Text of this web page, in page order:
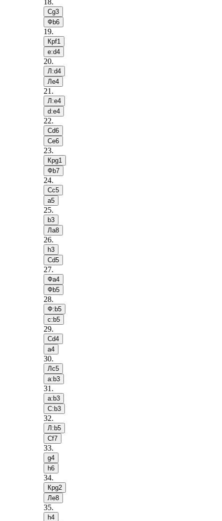
Сg3
Фb6
19.
Крf1
e:d4
20.
Л:d4
Лe4
21 .
Л:e4
d:e4
22.
Сd6
Сe6
23.
Крg1
Фb7
24.
Сc5
a5
25.
b3
Лa8
26.
h3
Сd5
27.
Фa4
Фb5
28.
Ф:b5
c:b5
29.
Сd4
a4
30.
Лc5
a:b3
31 .
a:b3
С:b3
32.
Л:b5
Сf7
33.
g4
h6
34.
Крg2
Лe8
35.
h4